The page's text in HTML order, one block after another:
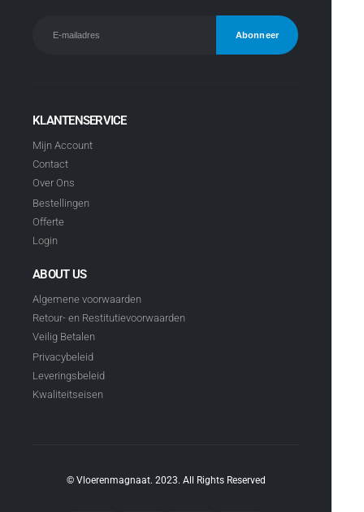
KLANTENSERVICE
Mijn Account
Contact
Over Ons
Bestellingen
Offerte
Login
ABOUT US
Algemene voorwaarden
Retour- en Restitutievoorwaarden
Veilig Betalen
Privacybeleid
Leveringsbeleid
Kwaliteitseisen
© Vloerenmagnaat. 2023. All Rights Reserved